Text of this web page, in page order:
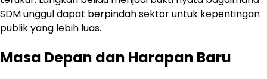
SDM unggul dapat berpindah sektor untuk kepentingan
publik yang lebih luas.
Masa Depan dan Harapan Baru